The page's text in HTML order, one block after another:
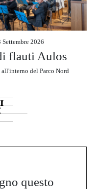
Settembre 2026
flauti Aulos
del Parco Nord
questo